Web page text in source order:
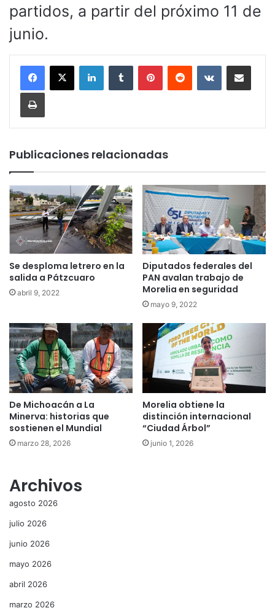
partidos, a partir del próximo 11 de
junio.
LinkedInTumblr PinterestReddit VKontakteCompartir por
Imprimir
Publicaciones relacionadas
Se desploma letrero en la
salida a Pátzcuaro
abril 9, 2022
Diputados federales del
PAN avalan trabajo de
Morelia en seguridad
mayo 9, 2022
De Michoacán a La
Minerva: historias que
sostienen el Mundial
marzo 28, 2026
Morelia obtiene la
distinción internacional
“Ciudad Árbol”
junio 1, 2026
Archivos
agosto 2026
julio 2026
junio 2026
mayo 2026
abril 2026
marzo 2026